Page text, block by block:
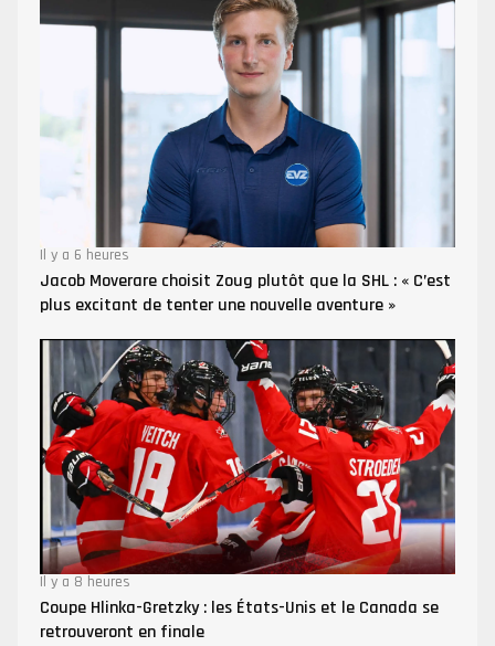
Il y a 6 heures
Jacob Moverare choisit Zoug plutôt que la SHL : « C’est
plus excitant de tenter une nouvelle aventure »
Il y a 8 heures
Coupe Hlinka-Gretzky : les États-Unis et le Canada se
retrouveront en finale